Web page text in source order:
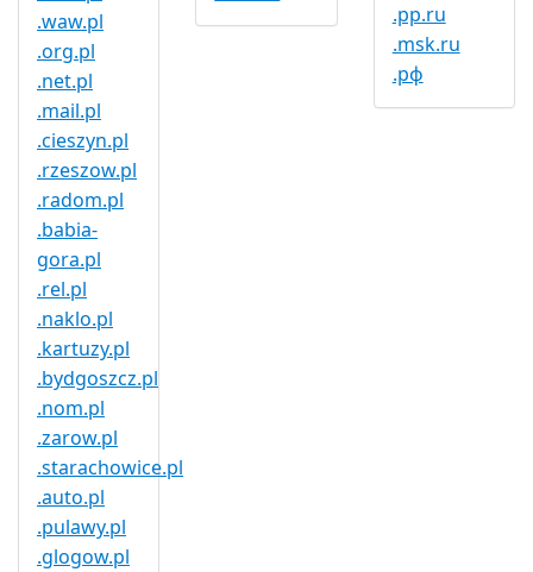
.waw.pl
.org.pl
.net.pl
.mail.pl
.cieszyn.pl
.rzeszow.pl
.radom.pl
.babia-
gora.pl
.rel.pl
.naklo.pl
.kartuzy.pl
.bydgoszcz.pl
.nom.pl
.zarow.pl
.starachowice.pl
.auto.pl
.pulawy.pl
.glogow.pl
.pp.ru
.msk.ru
.рф